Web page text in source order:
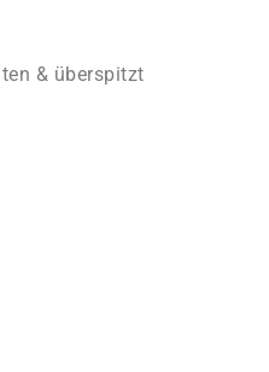
& überspitzt